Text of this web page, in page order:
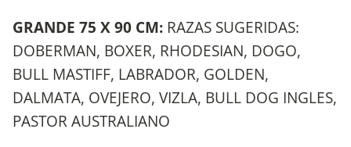
GRANDE 75 X 90 CM: RAZAS SUGERIDAS:
DOBERMAN, BOXER, RHODESIAN, DOGO,
BULL MASTIFF, LABRADOR, GOLDEN,
DALMATA, OVEJERO, VIZLA, BULL DOG INGLES,
PASTOR AUSTRALIANO